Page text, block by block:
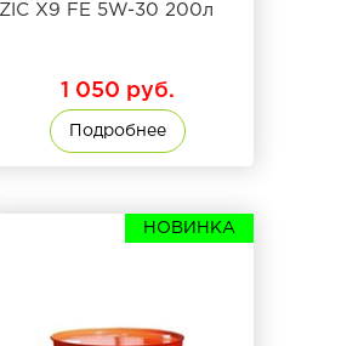
ZIC X9 FE 5W-30 200л
1 050 руб.
Подробнее
НОВИНКА